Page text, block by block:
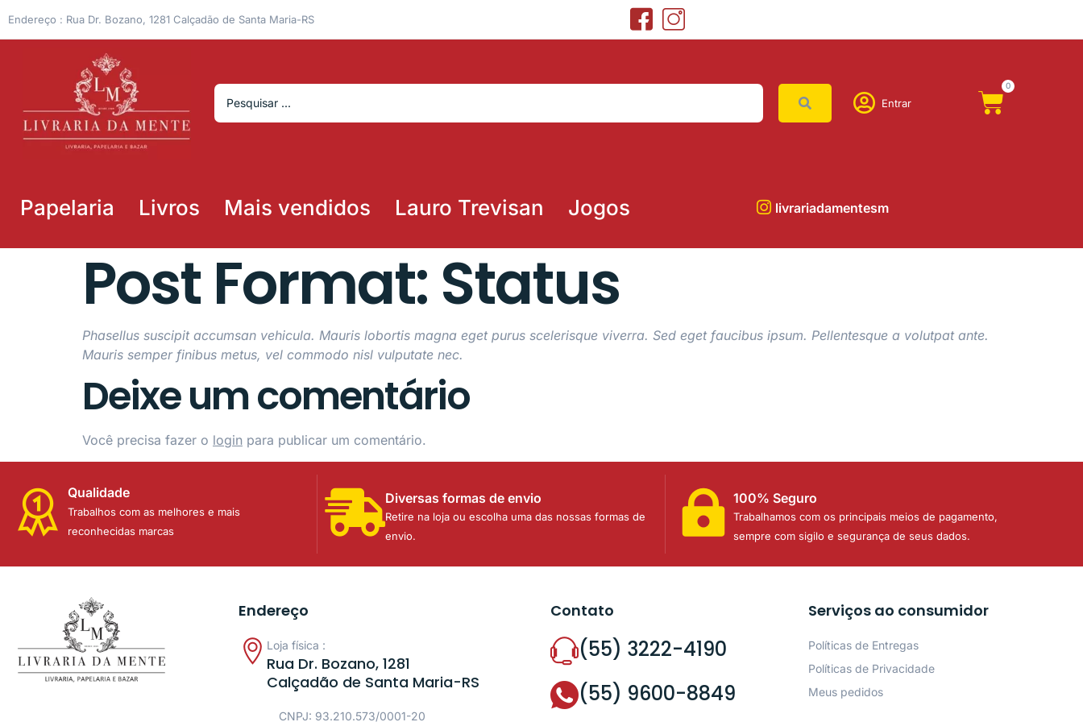
Endereço : Rua Dr. Bozano, 1281 Calçadão de Santa Maria-RS
Entrar
0
Papelaria Livros Mais vendidos Lauro Trevisan Jogos livrariadamentesm
Post Format: Status
Phasellus suscipit accumsan vehicula. Mauris lobortis magna eget purus scelerisque viverra. Sed eget faucibus ipsum. Pellentesque a volutpat ante.
Mauris semper finibus metus, vel commodo nisl vulputate nec.
Deixe um comentário
Você precisa fazer o login para publicar um comentário.
Qualidade
Trabalhos com as melhores e mais
reconhecidas marcas
Diversas formas de envio
Retire na loja ou escolha uma das nossas formas de
envio.
100% Seguro
Trabalhamos com os principais meios de pagamento,
sempre com sigilo e segurança de seus dados.
Endereço
Loja física :
Rua Dr. Bozano, 1281
Calçadão de Santa Maria-RS
CNPJ: 93.210.573/0001-20
Contato
(55) 3222-4190
(55) 9600-8849
Serviços ao consumidor
Políticas de Entregas
Políticas de Privacidade
Meus pedidos